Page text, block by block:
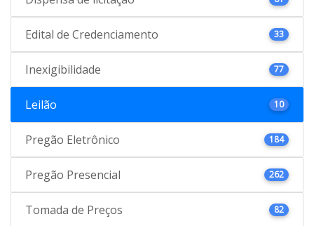
Edital de Credenciamento 33
Inexigibilidade 77
Leilão 10
Pregão Eletrônico 184
Pregão Presencial 262
Tomada de Preços 82